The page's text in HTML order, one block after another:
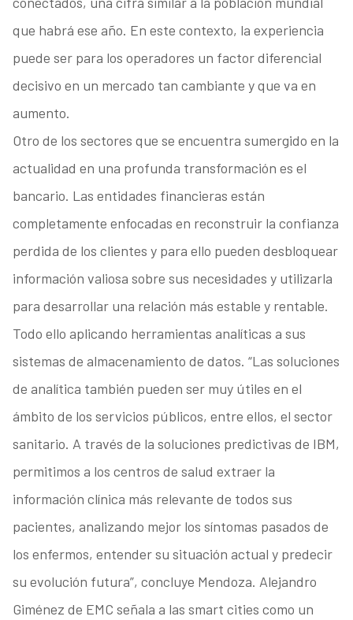
que habrá ese año. En este contexto, la experiencia
puede ser para los operadores un factor diferencial
decisivo en un mercado tan cambiante y que va en
aumento.
Otro de los sectores que se encuentra sumergido en la
actualidad en una profunda transformación es el
bancario. Las entidades financieras están
completamente enfocadas en reconstruir la confianza
perdida de los clientes y para ello pueden desbloquear
información valiosa sobre sus necesidades y utilizarla
para desarrollar una relación más estable y rentable.
Todo ello aplicando herramientas analíticas a sus
sistemas de almacenamiento de datos. “Las soluciones
de analítica también pueden ser muy útiles en el
ámbito de los servicios públicos, entre ellos, el sector
sanitario. A través de la soluciones predictivas de IBM,
permitimos a los centros de salud extraer la
información clínica más relevante de todos sus
pacientes, analizando mejor los síntomas pasados de
los enfermos, entender su situación actual y predecir
su evolución futura”, concluye Mendoza. Alejandro
Giménez de EMC señala a las smart cities como un